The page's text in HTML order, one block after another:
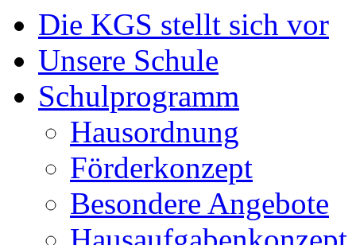
Die KGS stellt sich vor
Unsere Schule
Schulprogramm
Hausordnung
Förderkonzept
Besondere Angebote